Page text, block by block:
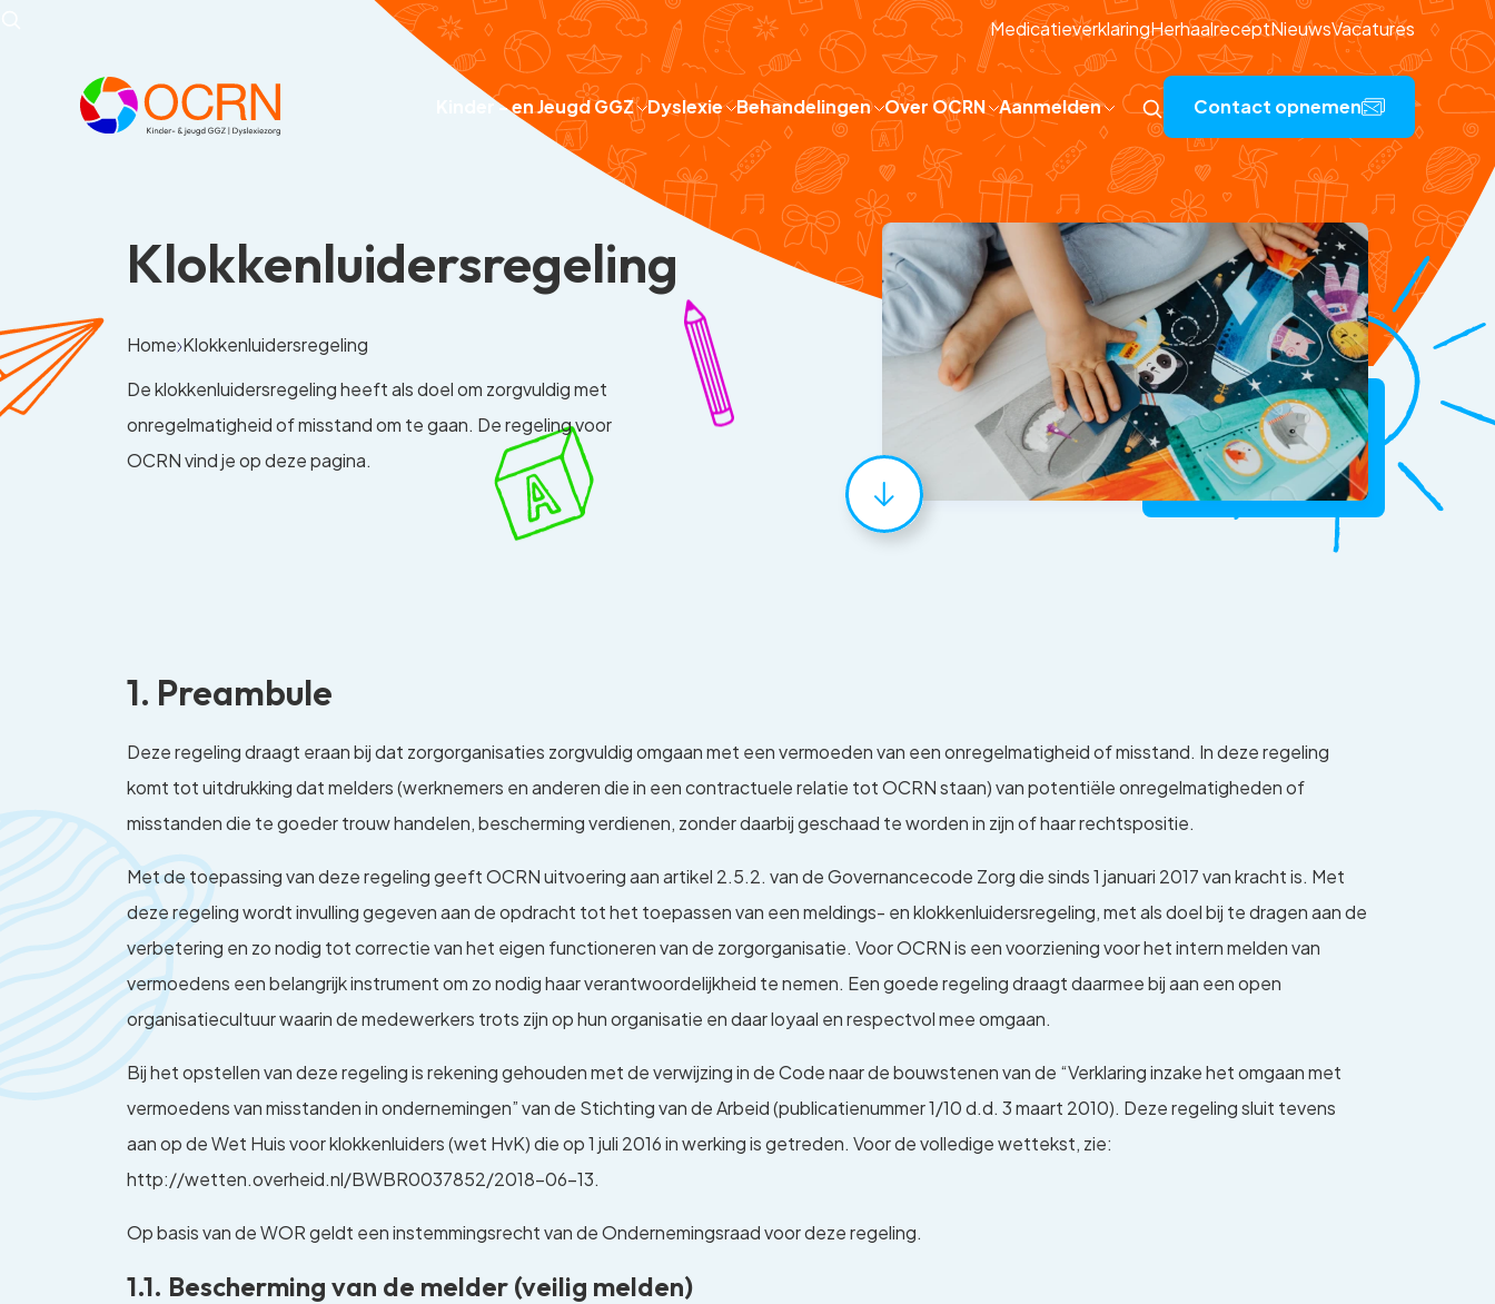
MedicatieverklaringHerhaalreceptNieuwsVacatures
Kinder - en Jeugd GGZ Dyslexie Behandelingen Over OCRN Aanmelden Contact opnemen
Klokkenluidersregeling
Home Klokkenluidersregeling
De klokkenluidersregeling heeft als doel om zorgvuldig met
onregelmatigheid of misstand om te gaan. De regeling voor
OCRN vind je op deze pagina.
1. Preambule
Deze regeling draagt eraan bij dat zorgorganisaties zorgvuldig omgaan met een vermoeden van een onregelmatigheid of misstand. In deze regeling
komt tot uitdrukking dat melders (werknemers en anderen die in een contractuele relatie tot OCRN staan) van potentiële onregelmatigheden of
misstanden die te goeder trouw handelen, bescherming verdienen, zonder daarbij geschaad te worden in zijn of haar rechtspositie.
Met de toepassing van deze regeling geeft OCRN uitvoering aan artikel 2.5.2. van de Governancecode Zorg die sinds 1 januari 2017 van kracht is. Met
deze regeling wordt invulling gegeven aan de opdracht tot het toepassen van een meldings- en klokkenluidersregeling, met als doel bij te dragen aan de
verbetering en zo nodig tot correctie van het eigen functioneren van de zorgorganisatie. Voor OCRN is een voorziening voor het intern melden van
vermoedens een belangrijk instrument om zo nodig haar verantwoordelijkheid te nemen. Een goede regeling draagt daarmee bij aan een open
organisatiecultuur waarin de medewerkers trots zijn op hun organisatie en daar loyaal en respectvol mee omgaan.
Bij het opstellen van deze regeling is rekening gehouden met de verwijzing in de Code naar de bouwstenen van de “Verklaring inzake het omgaan met
vermoedens van misstanden in ondernemingen” van de Stichting van de Arbeid (publicatienummer 1/10 d.d. 3 maart 2010). Deze regeling sluit tevens
aan op de Wet Huis voor klokkenluiders (wet HvK) die op 1 juli 2016 in werking is getreden. Voor de volledige wettekst, zie:
http://wetten.overheid.nl/BWBR0037852/2018-06-13.
Op basis van de WOR geldt een instemmingsrecht van de Ondernemingsraad voor deze regeling.
1.1. Bescherming van de melder (veilig melden)